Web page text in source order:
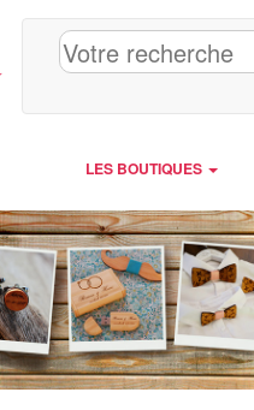
LES BOUTIQUES